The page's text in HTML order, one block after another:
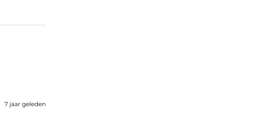
7 jaar geleden